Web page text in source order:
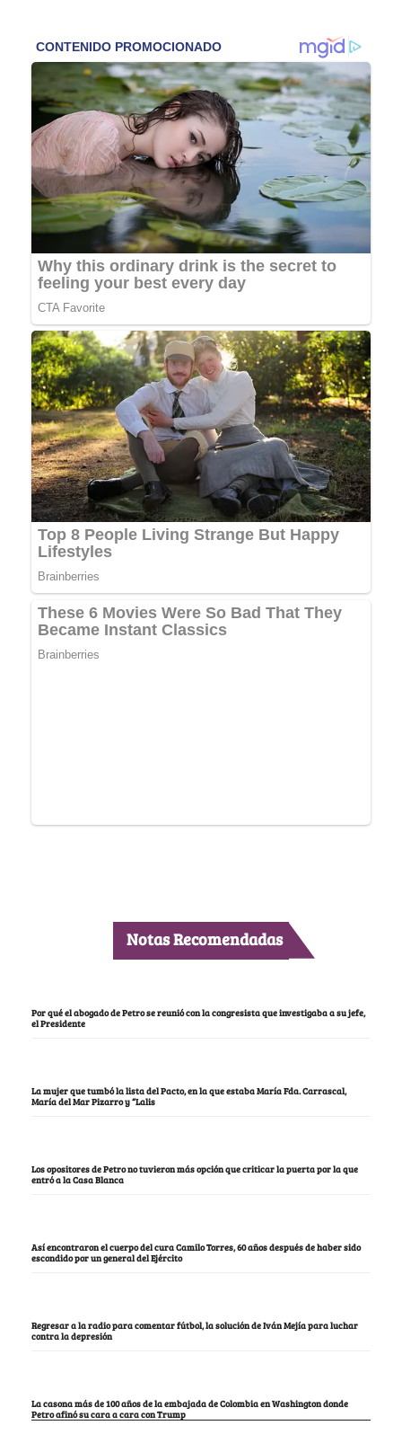
Notas Recomendadas
Por qué el abogado de Petro se reunió con la congresista que investigaba a su jefe,
el Presidente
La mujer que tumbó la lista del Pacto, en la que estaba María Fda. Carrascal,
María del Mar Pizarro y “Lalis
Los opositores de Petro no tuvieron más opción que criticar la puerta por la que
entró a la Casa Blanca
Así encontraron el cuerpo del cura Camilo Torres, 60 años después de haber sido
escondido por un general del Ejército
Regresar a la radio para comentar fútbol, la solución de Iván Mejía para luchar
contra la depresión
La casona más de 100 años de la embajada de Colombia en Washington donde
Petro afinó su cara a cara con Trump